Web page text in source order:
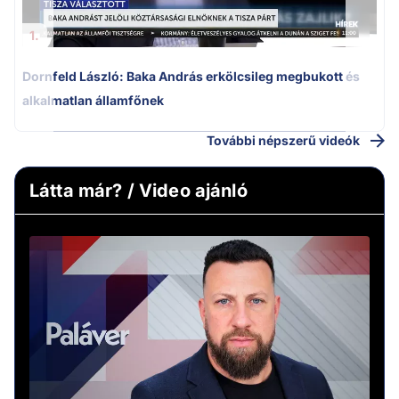
1.
Dornfeld László: Baka András erkölcsileg megbukott és
alkalmatlan államfőnek
További népszerű videók
Látta már? / Video ajánló